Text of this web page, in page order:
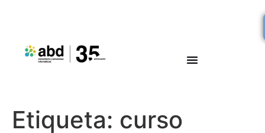
Etiqueta: curso